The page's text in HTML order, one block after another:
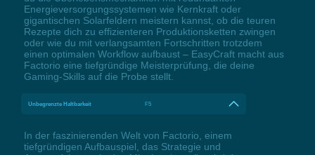
Energieversorgungssystemen wie Kernkraft oder
gigantischen Solarfeldern meistern kannst, ob die teuren
Rezepte dich zu effizienteren Produktionsketten zwingen
oder wie du mit verlangsamten Fortschritten trotzdem
einen optimalen Workflow aufbaust – EasyCraft macht aus
Factorio eine tiefgründige Meisterprüfung, die deine
Gaming-Skills auf die Probe stellt.
Unbegrenzte Haltbarkeit F5
In der faszinierenden Welt von Factorio, einem
tiefgründigen Aufbauspiel, das Strategie und